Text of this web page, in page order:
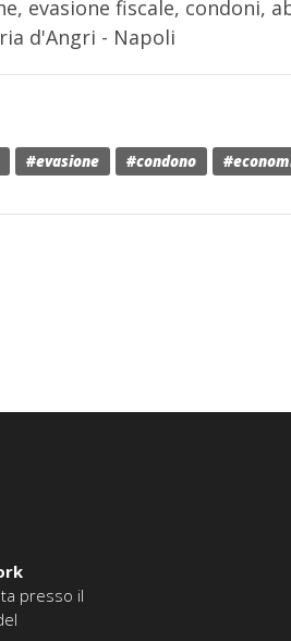
evasione fiscale, condoni,
d'Angri - Napoli
#evasione #condono
presso il